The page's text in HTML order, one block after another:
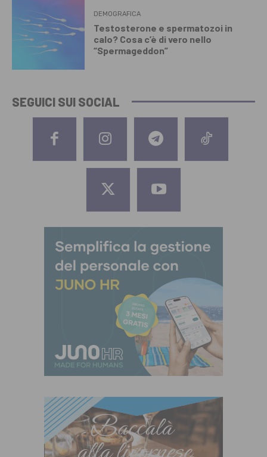
DEMOGRAFICA
Testosterone e spermatozoi in
calo? Cosa c’è di vero nello
“Spermageddon”
SEGUICI SUI SOCIAL